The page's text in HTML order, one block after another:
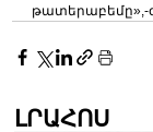
թատերաբեմը»,-
ԼՐԱՀՈՍ